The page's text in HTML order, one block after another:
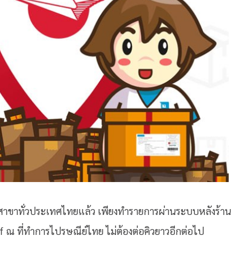
าทั่วประเทศไทยแล้ว เพียงทำรายการผ่านระบบหลังร้าน
ณ ที่ทำการไปรษณีย์ไทย ไม่ต้องต่อคิวยาวอีกต่อไป